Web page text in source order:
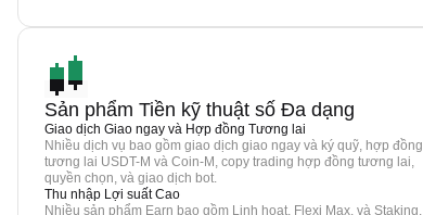
Sản phẩm Tiền kỹ thuật số Đa dạng
Giao dịch Giao ngay và Hợp đồng Tương lai
Nhiều dịch vụ bao gồm giao dịch giao ngay và ký quỹ, hợp đồng
tương lai USDT-M và Coin-M, copy trading hợp đồng tương lai,
quyền chọn, và giao dịch bot.
Thu nhập Lợi suất Cao
Nhiều sản phẩm Earn bao gồm Linh hoạt, Flexi Max, và Staking.